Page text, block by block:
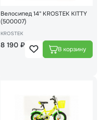
Велосипед 14" KROSTEK KITTY
(500007)
KROSTEK
8 190 ₽